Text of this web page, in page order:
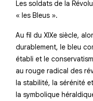
Les soldats de la
« les Bleus ».
Au fil du XIXe siècle,
durablement, le bleu
établi et le
au rouge radical des
la stabilité, la sérénité
la symbolique